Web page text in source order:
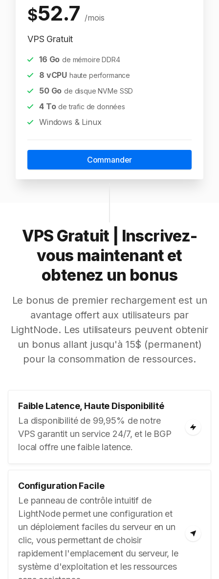
$52.7 /mois
VPS Gratuit
16 Go de mémoire DDR4
8 vCPU haute performance
50Go de disque NVMe SSD
4To de trafic de données
Windows & Linux
Commander
VPS Gratuit | Inscrivez-
vous maintenant et
obtenez un bonus
Le bonus de premier rechargement est un
avantage offert aux utilisateurs par
LightNode. Les utilisateurs peuvent obtenir
un bonus allant jusqu'à 15$ (permanent)
pour la consommation de ressources.
Faible Latence, Haute Disponibilité
La disponibilité de 99,95% de notre
VPS garantit un service 24/7, et le BGP
local offre une faible latence.
Configuration Facile
Le panneau de contrôle intuitif de
LightNode permet une configuration et
un déploiement faciles du serveur en un
clic, vous permettant de choisir
rapidement l'emplacement du serveur, le
système d'exploitation et les ressources